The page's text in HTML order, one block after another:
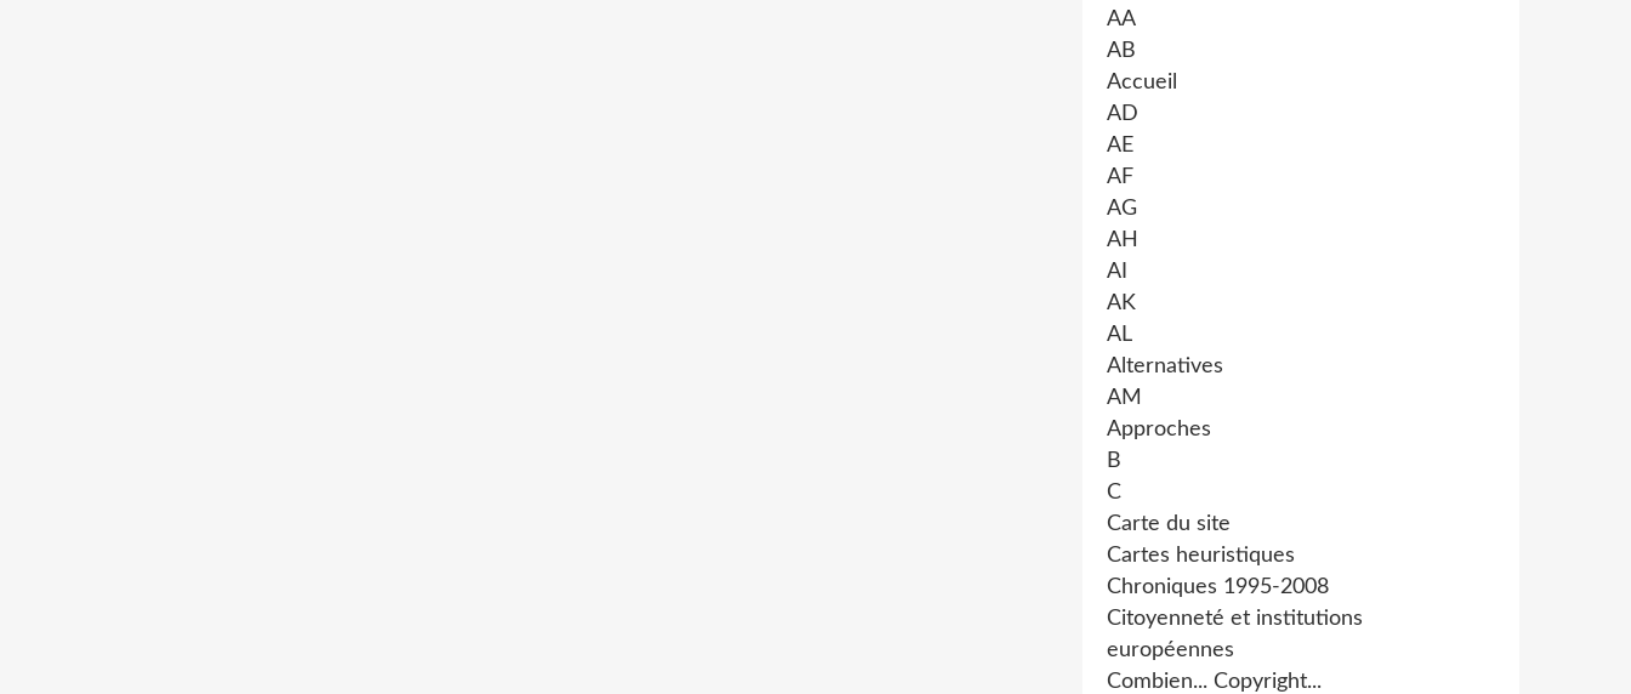
AA
AB
Accueil
AD
AE
AF
AG
AH
AI
AK
AL
Alternatives
AM
Approches
B
C
Carte du site
Cartes heuristiques
Chroniques 1995-2008
Citoyenneté et institutions
européennes
Combien... Copyright...